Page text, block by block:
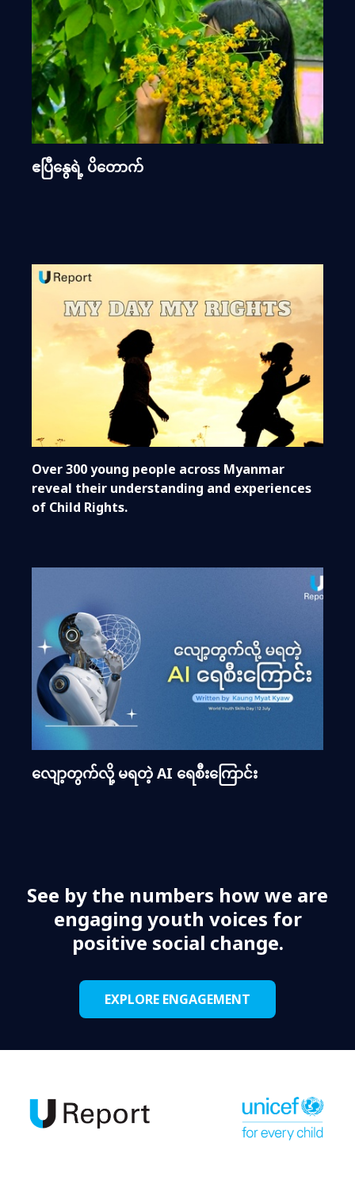
ဧပြီနွေရဲ့ ပိတောက်
Over 300 young people across Myanmar
reveal their understanding and experiences
of Child Rights.
လျော့တွက်လို့ မရတဲ့ AI ရေစီးကြောင်း
See by the numbers how we are
engaging youth voices for
positive social change.
EXPLORE ENGAGEMENT